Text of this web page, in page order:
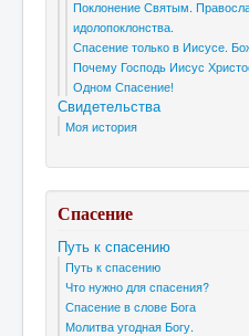
Поклонение Святым.
идолопоклонства.
Спасение только в Иисусе.
Почему Господь Иисус
Одном Спасение!
Свидетельства
Моя история
Спасение
Путь к спасению
Путь к спасению
Что нужно для спасения?
Спасение в слове Бога
Молитва угодная Богу.